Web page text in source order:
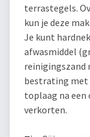
terrastegels.
kun je deze
Je kunt
afwasmiddel
reinigingszand
bestrating met
toplaag na
verkorten.